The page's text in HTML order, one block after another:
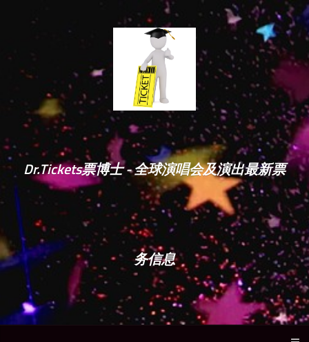
Dr.Tickets票博士 - 全球演唱会及演出最新票
务信息